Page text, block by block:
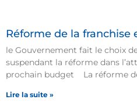
Réforme de la franchise
le Gouvernement fait le choix
suspendant la réforme dans
prochain budget La réforme
Lire la suite »